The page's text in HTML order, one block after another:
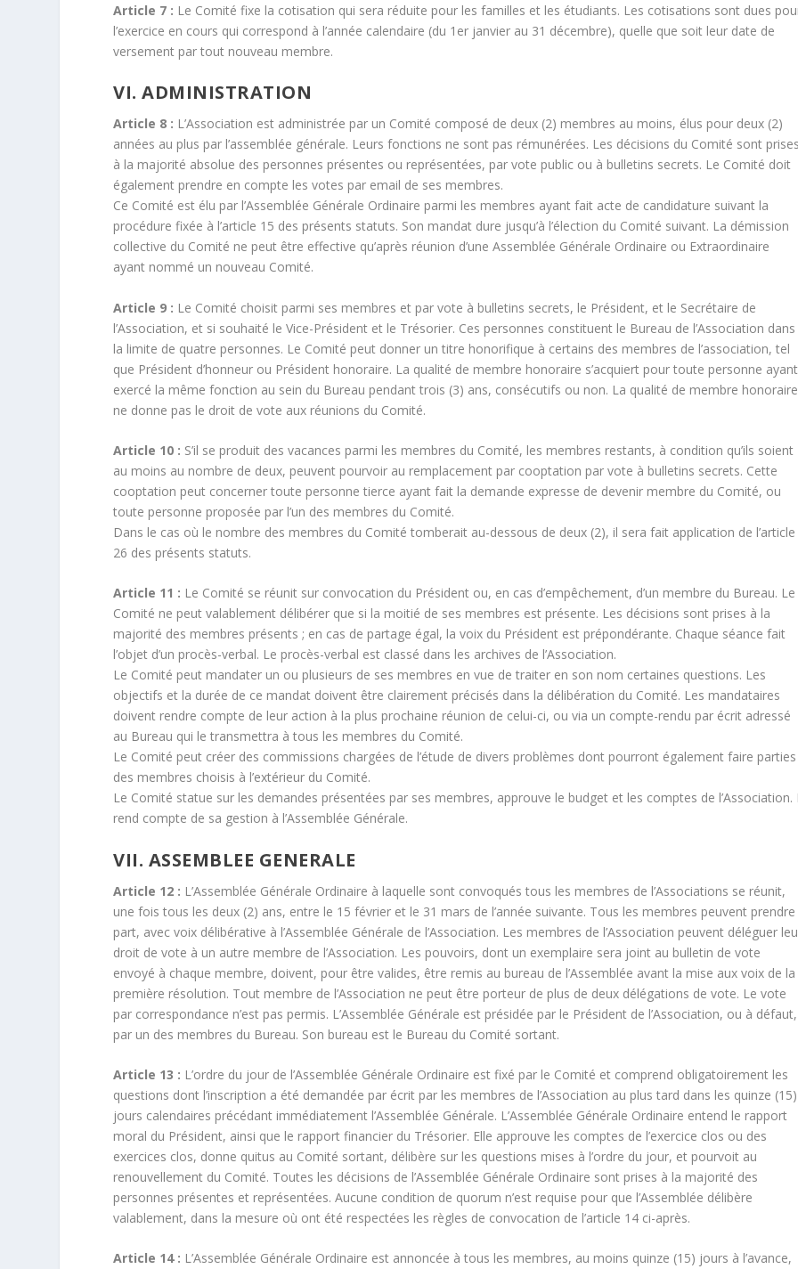
Article 7 : Le Comité fixe la cotisation qui sera réduite pour les familles et les étudiants. Les cotisations sont dues
l’exercice en cours qui correspond à l’année calendaire (du 1er janvier au 31 décembre), quelle que soit leur date de
versement par tout nouveau membre.
VI. ADMINISTRATION
Article 8 : L’Association est administrée par un Comité composé de deux (2) membres au moins, élus pour deux (2)
années au plus par l’assemblée générale. Leurs fonctions ne sont pas rémunérées. Les décisions du Comité sont
à la majorité absolue des personnes présentes ou représentées, par vote public ou à bulletins secrets. Le Comité doit
également prendre en compte les votes par email de ses membres.
Ce Comité est élu par l’Assemblée Générale Ordinaire parmi les membres ayant fait acte de candidature suivant la
procédure fixée à l’article 15 des présents statuts. Son mandat dure jusqu’à l’élection du Comité suivant. La démission
collective du Comité ne peut être effective qu’après réunion d’une Assemblée Générale Ordinaire ou Extraordinaire
ayant nommé un nouveau Comité.
Article 9 : Le Comité choisit parmi ses membres et par vote à bulletins secrets, le Président, et le Secrétaire de
l’Association, et si souhaité le Vice-Président et le Trésorier. Ces personnes constituent le Bureau de l’Association dans
la limite de quatre personnes. Le Comité peut donner un titre honorifique à certains des membres de l’association, tel
que Président d’honneur ou Président honoraire. La qualité de membre honoraire s’acquiert pour toute personne ayant
exercé la même fonction au sein du Bureau pendant trois (3) ans, consécutifs ou non. La qualité de membre honoraire
ne donne pas le droit de vote aux réunions du Comité.
Article 10 : S’il se produit des vacances parmi les membres du Comité, les membres restants, à condition qu’ils soient
au moins au nombre de deux, peuvent pourvoir au remplacement par cooptation par vote à bulletins secrets. Cette
cooptation peut concerner toute personne tierce ayant fait la demande expresse de devenir membre du Comité, ou
toute personne proposée par l’un des membres du Comité.
Dans le cas où le nombre des membres du Comité tomberait au-dessous de deux (2), il sera fait application de l’article
26 des présents statuts.
Article 11 : Le Comité se réunit sur convocation du Président ou, en cas d’empêchement, d’un membre du Bureau. Le
Comité ne peut valablement délibérer que si la moitié de ses membres est présente. Les décisions sont prises à la
majorité des membres présents ; en cas de partage égal, la voix du Président est prépondérante. Chaque séance fait
l’objet d’un procès-verbal. Le procès-verbal est classé dans les archives de l’Association.
Le Comité peut mandater un ou plusieurs de ses membres en vue de traiter en son nom certaines questions. Les
objectifs et la durée de ce mandat doivent être clairement précisés dans la délibération du Comité. Les mandataires
doivent rendre compte de leur action à la plus prochaine réunion de celui-ci, ou via un compte-rendu par écrit adressé
au Bureau qui le transmettra à tous les membres du Comité.
Le Comité peut créer des commissions chargées de l’étude de divers problèmes dont pourront également faire parties
des membres choisis à l’extérieur du Comité.
Le Comité statue sur les demandes présentées par ses membres, approuve le budget et les comptes de l’Association.
rend compte de sa gestion à l’Assemblée Générale.
VII. ASSEMBLEE GENERALE
Article 12 : L’Assemblée Générale Ordinaire à laquelle sont convoqués tous les membres de l’Associations se réunit,
une fois tous les deux (2) ans, entre le 15 février et le 31 mars de l’année suivante. Tous les membres peuvent prendre
part, avec voix délibérative à l’Assemblée Générale de l’Association. Les membres de l’Association peuvent déléguer
droit de vote à un autre membre de l’Association. Les pouvoirs, dont un exemplaire sera joint au bulletin de vote
envoyé à chaque membre, doivent, pour être valides, être remis au bureau de l’Assemblée avant la mise aux voix de la
première résolution. Tout membre de l’Association ne peut être porteur de plus de deux délégations de vote. Le vote
par correspondance n’est pas permis. L’Assemblée Générale est présidée par le Président de l’Association, ou à défaut,
par un des membres du Bureau. Son bureau est le Bureau du Comité sortant.
Article 13 : L’ordre du jour de l’Assemblée Générale Ordinaire est fixé par le Comité et comprend obligatoirement les
questions dont l’inscription a été demandée par écrit par les membres de l’Association au plus tard dans les quinze (15)
jours calendaires précédant immédiatement l’Assemblée Générale. L’Assemblée Générale Ordinaire entend le rapport
moral du Président, ainsi que le rapport financier du Trésorier. Elle approuve les comptes de l’exercice clos ou des
exercices clos, donne quitus au Comité sortant, délibère sur les questions mises à l’ordre du jour, et pourvoit au
renouvellement du Comité. Toutes les décisions de l’Assemblée Générale Ordinaire sont prises à la majorité des
personnes présentes et représentées. Aucune condition de quorum n’est requise pour que l’Assemblée délibère
valablement, dans la mesure où ont été respectées les règles de convocation de l’article 14 ci-après.
Article 14 : L’Assemblée Générale Ordinaire est annoncée à tous les membres, au moins quinze (15) jours à l’avance,